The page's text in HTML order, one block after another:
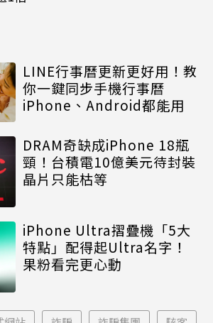
LINE行事曆更新更好用！教
你一鍵同步手機行事曆
iPhone、Android都能用
DRAM奇缺成iPhone 18瓶
頸！台積電10億美元待封裝
晶片只能枯等
iPhone Ultra摺疊機「5大
特點」配得起Ultra名字！
果粉看完更心動